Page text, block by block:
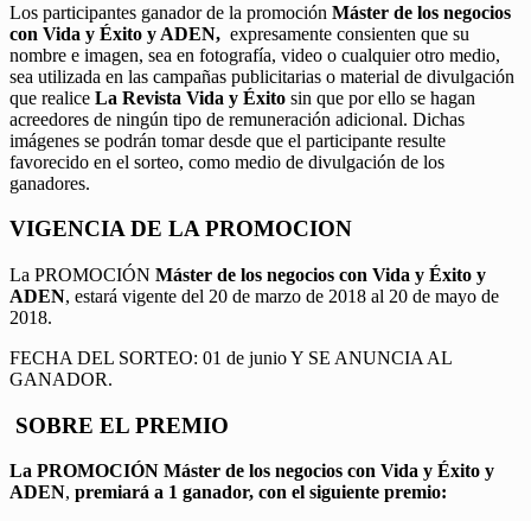
Los participantes ganador de la promoción Máster de los negocios
con Vida y Éxito y ADEN, expresamente consienten que su
nombre e imagen, sea en fotografía, video o cualquier otro medio,
sea utilizada en las campañas publicitarias o material de divulgación
que realice La Revista Vida y Éxito sin que por ello se hagan
acreedores de ningún tipo de remuneración adicional. Dichas
imágenes se podrán tomar desde que el participante resulte
favorecido en el sorteo, como medio de divulgación de los
ganadores.
VIGENCIA DE LA PROMOCION
La PROMOCIÓN Máster de los negocios con Vida y Éxito y
ADEN, estará vigente del 20 de marzo de 2018 al 20 de mayo de
2018.
FECHA DEL SORTEO: 01 de junio Y SE ANUNCIA AL
GANADOR.
SOBRE EL PREMIO
La PROMOCIÓN Máster de los negocios con Vida y Éxito y
ADEN, premiará a 1 ganador, con el siguiente premio: